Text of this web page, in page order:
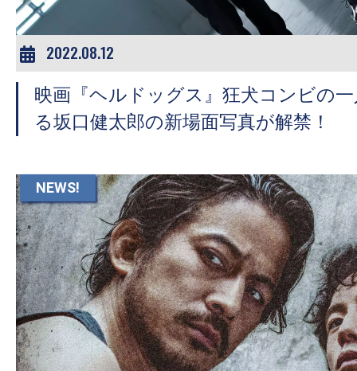
2022.08.12
映画『ヘルドッグス』狂犬コンビの
る坂口健太郎の新場面写真が解禁！
NEWS!